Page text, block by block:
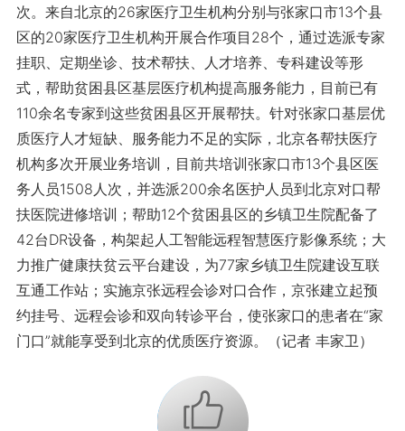
次。来自北京的26家医疗卫生机构分别与张家口市13个县
区的20家医疗卫生机构开展合作项目28个，通过选派专家
挂职、定期坐诊、技术帮扶、人才培养、专科建设等形
式，帮助贫困县区基层医疗机构提高服务能力，目前已有
110余名专家到这些贫困县区开展帮扶。针对张家口基层优
质医疗人才短缺、服务能力不足的实际，北京各帮扶医疗
机构多次开展业务培训，目前共培训张家口市13个县区医
务人员1508人次，并选派200余名医护人员到北京对口帮
扶医院进修培训；帮助12个贫困县区的乡镇卫生院配备了
42台DR设备，构架起人工智能远程智慧医疗影像系统；大
力推广健康扶贫云平台建设，为77家乡镇卫生院建设互联
互通工作站；实施京张远程会诊对口合作，京张建立起预
约挂号、远程会诊和双向转诊平台，使张家口的患者在“家
门口”就能享受到北京的优质医疗资源。（记者 丰家卫）
+1